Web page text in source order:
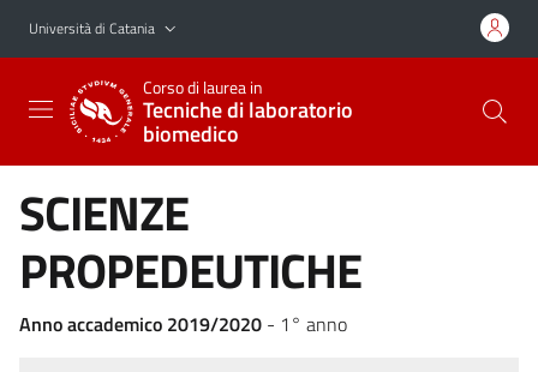
Vai al contenuto principale
Vai al menu di navigazione
Università di Catania
Corso di laurea in
Tecniche di laboratorio
biomedico
SCIENZE
PROPEDEUTICHE
Anno accademico 2019/2020 - 1° anno